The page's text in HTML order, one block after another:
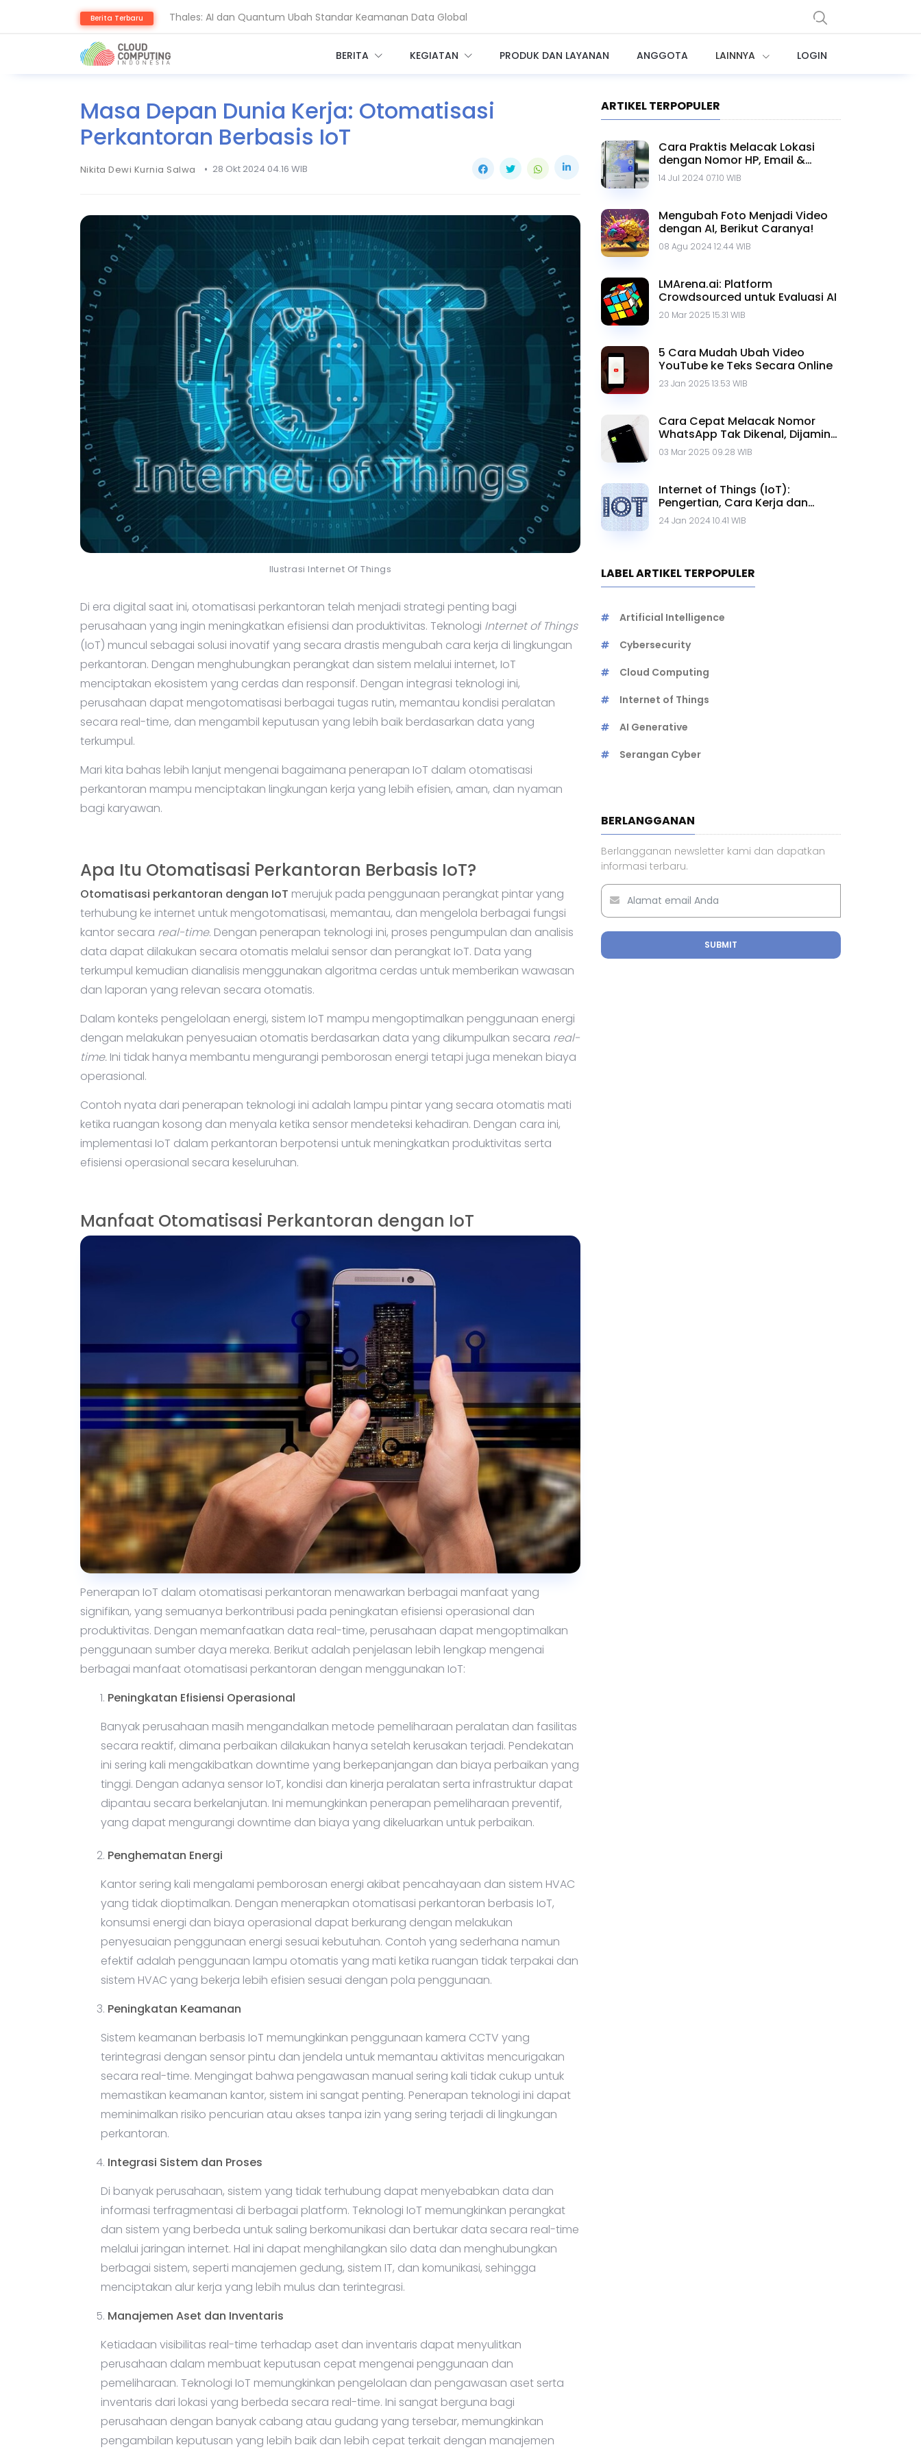
Berita Terbaru Thales: AI dan Quantum Ubah Standar Keamanan Data Global
BSSN Dorong Industri Siber Nasional Hadapi Ancaman AI dan Quantum
BERITA KEGIATAN PRODUK DAN LAYANAN ANGGOTA LAINNYA LOGIN
Masa Depan Dunia Kerja: Otomatisasi
Perkantoran Berbasis IoT
Nikita Dewi Kurnia Salwa • 28 Okt 2024 04.16 WIB
Ilustrasi Internet Of Things
Di era digital saat ini, otomatisasi perkantoran telah menjadi strategi penting bagi
perusahaan yang ingin meningkatkan efisiensi dan produktivitas. Teknologi Internet of Things
(IoT) muncul sebagai solusi inovatif yang secara drastis mengubah cara kerja di lingkungan
perkantoran. Dengan menghubungkan perangkat dan sistem melalui internet, IoT
menciptakan ekosistem yang cerdas dan responsif. Dengan integrasi teknologi ini,
perusahaan dapat mengotomatisasi berbagai tugas rutin, memantau kondisi peralatan
secara real-time, dan mengambil keputusan yang lebih baik berdasarkan data yang
terkumpul.
Mari kita bahas lebih lanjut mengenai bagaimana penerapan IoT dalam otomatisasi
perkantoran mampu menciptakan lingkungan kerja yang lebih efisien, aman, dan nyaman
bagi karyawan.
Apa Itu Otomatisasi Perkantoran Berbasis IoT?
Otomatisasi perkantoran dengan IoT merujuk pada penggunaan perangkat pintar yang
terhubung ke internet untuk mengotomatisasi, memantau, dan mengelola berbagai fungsi
kantor secara real-time. Dengan penerapan teknologi ini, proses pengumpulan dan analisis
data dapat dilakukan secara otomatis melalui sensor dan perangkat IoT. Data yang
terkumpul kemudian dianalisis menggunakan algoritma cerdas untuk memberikan wawasan
dan laporan yang relevan secara otomatis.
Dalam konteks pengelolaan energi, sistem IoT mampu mengoptimalkan penggunaan energi
dengan melakukan penyesuaian otomatis berdasarkan data yang dikumpulkan secara real-
time. Ini tidak hanya membantu mengurangi pemborosan energi tetapi juga menekan biaya
operasional.
Contoh nyata dari penerapan teknologi ini adalah lampu pintar yang secara otomatis mati
ketika ruangan kosong dan menyala ketika sensor mendeteksi kehadiran. Dengan cara ini,
implementasi IoT dalam perkantoran berpotensi untuk meningkatkan produktivitas serta
efisiensi operasional secara keseluruhan.
Manfaat Otomatisasi Perkantoran dengan IoT
Penerapan IoT dalam otomatisasi perkantoran menawarkan berbagai manfaat yang
signifikan, yang semuanya berkontribusi pada peningkatan efisiensi operasional dan
produktivitas. Dengan memanfaatkan data real-time, perusahaan dapat mengoptimalkan
penggunaan sumber daya mereka. Berikut adalah penjelasan lebih lengkap mengenai
berbagai manfaat otomatisasi perkantoran dengan menggunakan IoT:
Peningkatan Efisiensi Operasional
Banyak perusahaan masih mengandalkan metode pemeliharaan peralatan dan fasilitas
secara reaktif, dimana perbaikan dilakukan hanya setelah kerusakan terjadi. Pendekatan
ini sering kali mengakibatkan downtime yang berkepanjangan dan biaya perbaikan yang
tinggi. Dengan adanya sensor IoT, kondisi dan kinerja peralatan serta infrastruktur dapat
dipantau secara berkelanjutan. Ini memungkinkan penerapan pemeliharaan preventif,
yang dapat mengurangi downtime dan biaya yang dikeluarkan untuk perbaikan.
Penghematan Energi
Kantor sering kali mengalami pemborosan energi akibat pencahayaan dan sistem HVAC
yang tidak dioptimalkan. Dengan menerapkan otomatisasi perkantoran berbasis IoT,
konsumsi energi dan biaya operasional dapat berkurang dengan melakukan
penyesuaian penggunaan energi sesuai kebutuhan. Contoh yang sederhana namun
efektif adalah penggunaan lampu otomatis yang mati ketika ruangan tidak terpakai dan
sistem HVAC yang bekerja lebih efisien sesuai dengan pola penggunaan.
Peningkatan Keamanan
Sistem keamanan berbasis IoT memungkinkan penggunaan kamera CCTV yang
terintegrasi dengan sensor pintu dan jendela untuk memantau aktivitas mencurigakan
secara real-time. Mengingat bahwa pengawasan manual sering kali tidak cukup untuk
memastikan keamanan kantor, sistem ini sangat penting. Penerapan teknologi ini dapat
meminimalkan risiko pencurian atau akses tanpa izin yang sering terjadi di lingkungan
perkantoran.
Integrasi Sistem dan Proses
Di banyak perusahaan, sistem yang tidak terhubung dapat menyebabkan data dan
informasi terfragmentasi di berbagai platform. Teknologi IoT memungkinkan perangkat
dan sistem yang berbeda untuk saling berkomunikasi dan bertukar data secara real-time
melalui jaringan internet. Hal ini dapat menghilangkan silo data dan menghubungkan
berbagai sistem, seperti manajemen gedung, sistem IT, dan komunikasi, sehingga
menciptakan alur kerja yang lebih mulus dan terintegrasi.
Manajemen Aset dan Inventaris
Ketiadaan visibilitas real-time terhadap aset dan inventaris dapat menyulitkan
perusahaan dalam membuat keputusan cepat mengenai penggunaan dan
pemeliharaan. Teknologi IoT memungkinkan pengelolaan dan pengawasan aset serta
inventaris dari lokasi yang berbeda secara real-time. Ini sangat berguna bagi
perusahaan dengan banyak cabang atau gudang yang tersebar, memungkinkan
pengambilan keputusan yang lebih baik dan lebih cepat terkait dengan manajemen
ARTIKEL TERPOPULER
Cara Praktis Melacak Lokasi
dengan Nomor HP, Email &
Google Maps
14 Jul 2024 07.10 WIB
Mengubah Foto Menjadi Video
dengan AI, Berikut Caranya!
08 Agu 2024 12.44 WIB
LMArena.ai: Platform
Crowdsourced untuk Evaluasi AI
20 Mar 2025 15.31 WIB
5 Cara Mudah Ubah Video
YouTube ke Teks Secara Online
23 Jan 2025 13.53 WIB
Cara Cepat Melacak Nomor
WhatsApp Tak Dikenal, Dijamin
Ampuh!
03 Mar 2025 09.28 WIB
Internet of Things (IoT):
Pengertian, Cara Kerja dan
Contohnya
24 Jan 2024 10.41 WIB
LABEL ARTIKEL TERPOPULER
Artificial Intelligence
Cybersecurity
Cloud Computing
Internet of Things
AI Generative
Serangan Cyber
BERLANGGANAN
Berlangganan newsletter kami dan dapatkan
informasi terbaru.
SUBMIT